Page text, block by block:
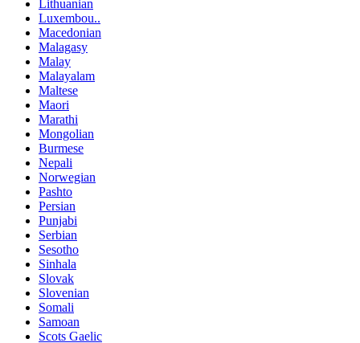
Lithuanian
Luxembou..
Macedonian
Malagasy
Malay
Malayalam
Maltese
Maori
Marathi
Mongolian
Burmese
Nepali
Norwegian
Pashto
Persian
Punjabi
Serbian
Sesotho
Sinhala
Slovak
Slovenian
Somali
Samoan
Scots Gaelic